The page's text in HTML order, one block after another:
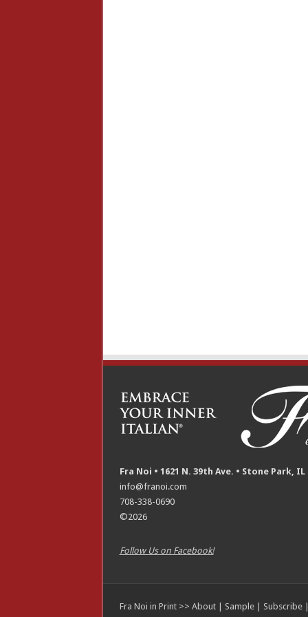
Fra Noi • 1621 N. 39th Ave. • Stone Park, IL
info@franoi.com
708-338-0690
©2026
Follow Us on Facebook!
Fra Noi in Print >> About| Sample| Subscribe